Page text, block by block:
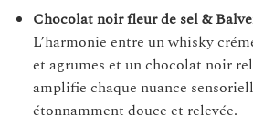
Chocolat noir fleur de sel &
L’harmonie entre un whisky
et agrumes et un chocolat noir
amplifie chaque nuance
étonnamment douce et relevée.